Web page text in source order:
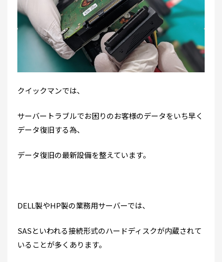
クイックマンでは、
サーバートラブルでお困りのお客様のデータをいち早く
データ復旧する為、
データ復旧の最新設備を整えています。
DELL製やHP製の業務用サーバーでは、
SASといわれる接続形式のハードディスクが内蔵されて
いることが多くあります。